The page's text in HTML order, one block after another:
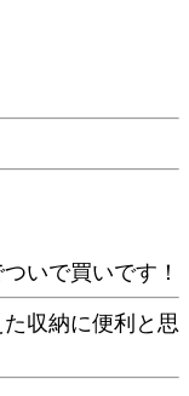
いで買いです！
収納に便利と思